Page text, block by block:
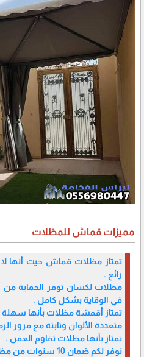
مميزات قماش للمظلات
تمتاز مظلات قماش حيث أنها
رائع .
مظلات لكسان توفر الحماية
في الوقاية بشكل كامل .
تمتاز أقمشة مظلات بأنها
متعددة الألوان وثابتة مع مرور
تمتاز بأنها مظلات تقاوم العفن .
نوفر لكم ضمان 10 سنوات من مظلات الأقمشة .